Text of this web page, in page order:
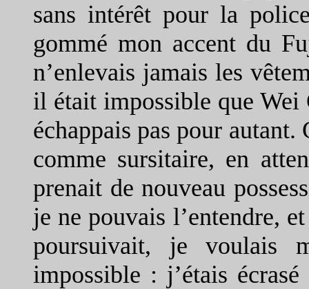
sans intérêt pour la
gommé mon accent du
n’enlevais jamais les
il était impossible que
échappais pas pour
comme sursitaire, en
prenait de nouveau
je ne pouvais l’entendre,
poursuivait, je voulais
impossible : j’étais